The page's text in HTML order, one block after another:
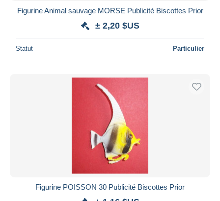
Figurine Animal sauvage MORSE Publicité Biscottes Prior
± 2,20 $US
Statut Particulier
Figurine POISSON 30 Publicité Biscottes Prior